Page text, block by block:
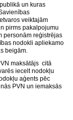
un kuras
veiktajām
pirms pakalpojumu
personām reģistrējas
nodokli apliekamo
beigām.
maksātājs citā
iecelt nodokļu
aģents pēc
PVN un iemaksās